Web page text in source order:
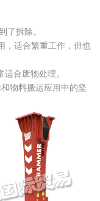
了拆除。
，适合繁重工作，但也
合废物处理。
物料搬运应用中的坚